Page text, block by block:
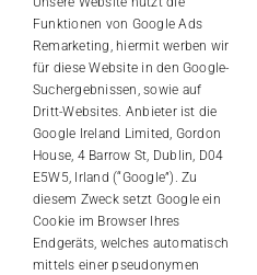
Funktionen von Google Ads
Remarketing, hiermit werben wir
für diese Website in den Google-
Suchergebnissen, sowie auf
Dritt-Websites. Anbieter ist die
Google Ireland Limited, Gordon
House, 4 Barrow St, Dublin, D04
E5W5, Irland (“Google”). Zu
diesem Zweck setzt Google ein
Cookie im Browser Ihres
Endgeräts, welches automatisch
mittels einer pseudonymen